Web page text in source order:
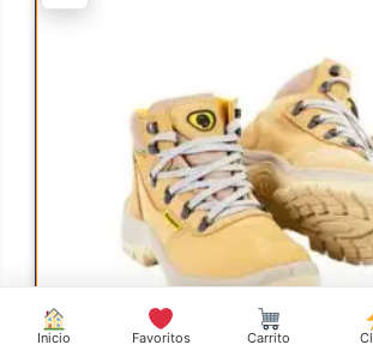
Inicio Favoritos Carrito